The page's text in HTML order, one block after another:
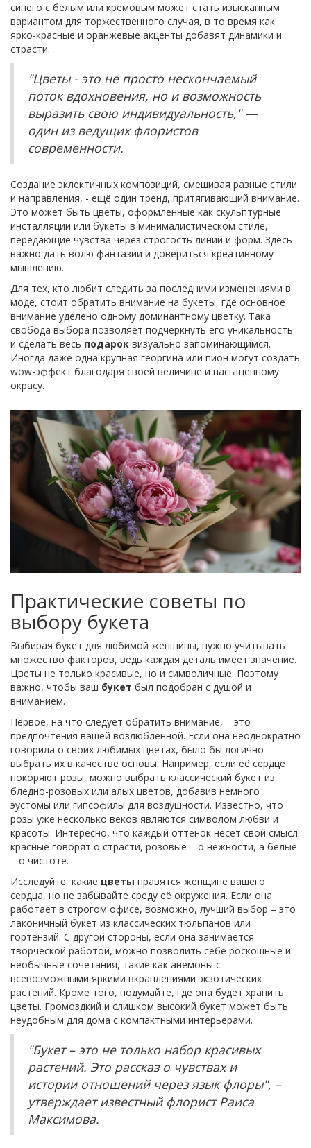
синего с белым или кремовым может стать изысканным
вариантом для торжественного случая, в то время как
ярко-красные и оранжевые акценты добавят динамики и
страсти.
"Цветы - это не просто нескончаемый
поток вдохновения, но и возможность
выразить свою индивидуальность," —
один из ведущих флористов
современности.
Создание эклектичных композиций, смешивая разные стили
и направления, - ещё один тренд, притягивающий внимание.
Это может быть цветы, оформленные как скульптурные
инсталляции или букеты в минималистическом стиле,
передающие чувства через строгость линий и форм. Здесь
важно дать волю фантазии и довериться креативному
мышлению.
Для тех, кто любит следить за последними изменениями в
моде, стоит обратить внимание на букеты, где основное
внимание уделено одному доминантному цветку. Така
свобода выбора позволяет подчеркнуть его уникальность
и сделать весь подарок визуально запоминающимся.
Иногда даже одна крупная георгина или пион могут создать
wow-эффект благодаря своей величине и насыщенному
окрасу.
Практические советы по
выбору букета
Выбирая букет для любимой женщины, нужно учитывать
множество факторов, ведь каждая деталь имеет значение.
Цветы не только красивые, но и символичные. Поэтому
важно, чтобы ваш букет был подобран с душой и
вниманием.
Первое, на что следует обратить внимание, – это
предпочтения вашей возлюбленной. Если она неоднократно
говорила о своих любимых цветах, было бы логично
выбрать их в качестве основы. Например, если её сердце
покоряют розы, можно выбрать классический букет из
бледно-розовых или алых цветов, добавив немного
эустомы или гипсофилы для воздушности. Известно, что
розы уже несколько веков являются символом любви и
красоты. Интересно, что каждый оттенок несет свой смысл:
красные говорят о страсти, розовые – о нежности, а белые
– о чистоте.
Исследуйте, какие цветы нравятся женщине вашего
сердца, но не забывайте среду её окружения. Если она
работает в строгом офисе, возможно, лучший выбор – это
лаконичный букет из классических тюльпанов или
гортензий. С другой стороны, если она занимается
творческой работой, можно позволить себе роскошные и
необычные сочетания, такие как анемоны с
всевозможными яркими вкраплениями экзотических
растений. Кроме того, подумайте, где она будет хранить
цветы. Громоздкий и слишком высокий букет может быть
неудобным для дома с компактными интерьерами.
"Букет – это не только набор красивых
растений. Это рассказ о чувствах и
истории отношений через язык флоры", –
утверждает известный флорист Раиса
Максимова.